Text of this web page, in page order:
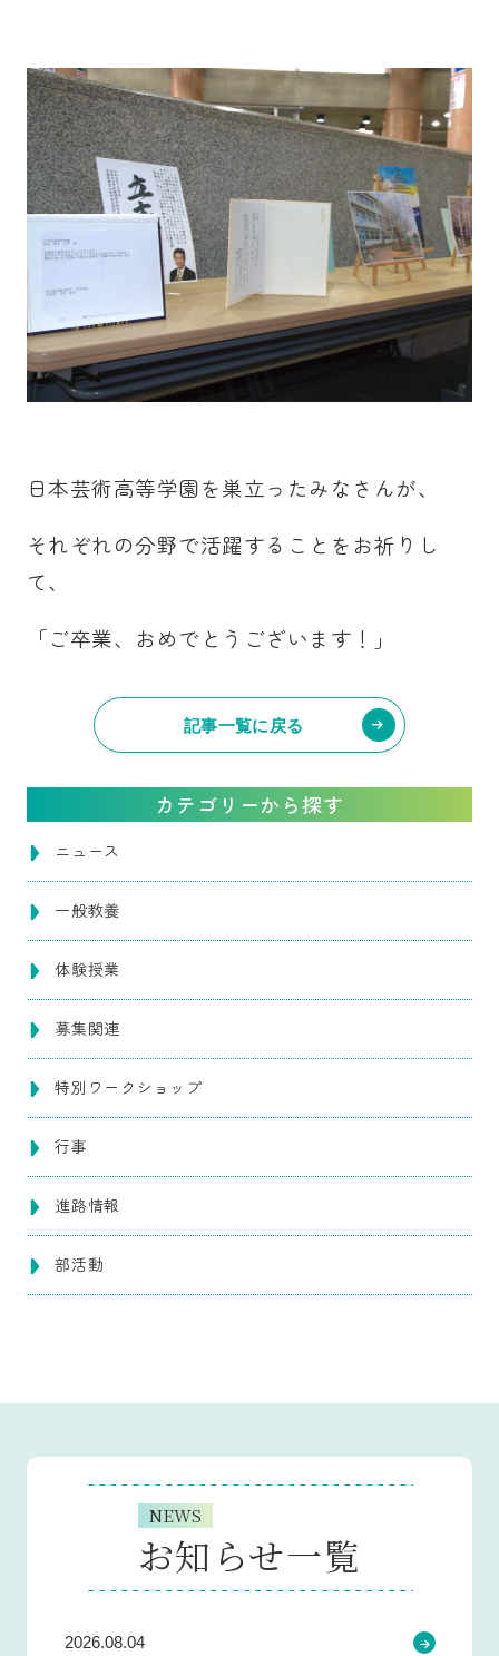
日本芸術高等学園を巣立ったみなさんが、
それぞれの分野で活躍することをお祈りし
て、
「ご卒業、おめでとうございます！」
記事一覧に戻る
カテゴリーから探す
ニュース
一般教養
体験授業
募集関連
特別ワークショップ
行事
進路情報
部活動
NEWS
お知らせ一覧
2026.08.04